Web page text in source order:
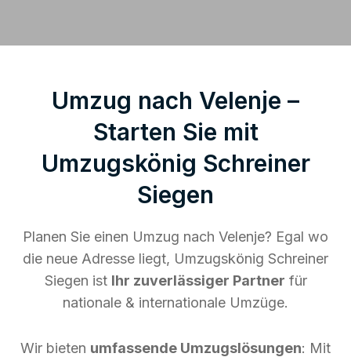
Umzug nach Velenje –
Starten Sie mit
Umzugskönig Schreiner
Siegen
Planen Sie einen Umzug nach Velenje? Egal wo
die neue Adresse liegt, Umzugskönig Schreiner
Siegen ist Ihr zuverlässiger Partner für
nationale & internationale Umzüge.
Wir bieten umfassende Umzugslösungen: Mit